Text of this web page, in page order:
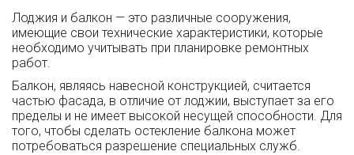
Лоджия и балкон — это различные сооружения,
имеющие свои технические характеристики, которые
необходимо учитывать при планировке ремонтных
работ.
Балкон, являясь навесной конструкцией, считается
частью фасада, в отличие от лоджии, выступает за его
пределы и не имеет высокой несущей способности. Для
того, чтобы сделать остекление балкона может
потребоваться разрешение специальных служб.